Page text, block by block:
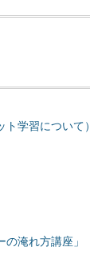
学習について）
淹れ方講座」